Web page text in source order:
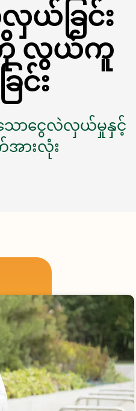
ယ်ခြင်း
ကို လွယ်ကူ
င်း
သောငွေလဲလှယ်မှုနှင့်
ားလုံး